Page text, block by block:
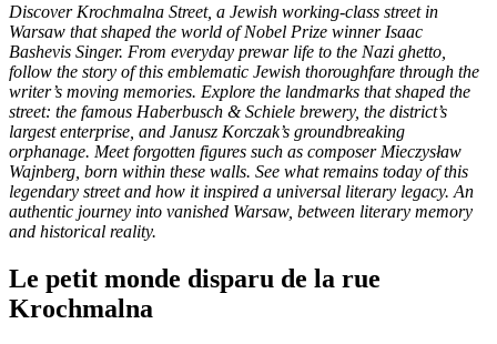
Discover Krochmalna Street, a Jewish working-class street in
Warsaw that shaped the world of Nobel Prize winner Isaac
Bashevis Singer. From everyday prewar life to the Nazi ghetto,
follow the story of this emblematic Jewish thoroughfare through the
writer’s moving memories. Explore the landmarks that shaped the
street: the famous Haberbusch & Schiele brewery, the district’s
largest enterprise, and Janusz Korczak’s groundbreaking
orphanage. Meet forgotten figures such as composer Mieczysław
Wajnberg, born within these walls. See what remains today of this
legendary street and how it inspired a universal literary legacy. An
authentic journey into vanished Warsaw, between literary memory
and historical reality.
Le petit monde disparu de la rue
Krochmalna